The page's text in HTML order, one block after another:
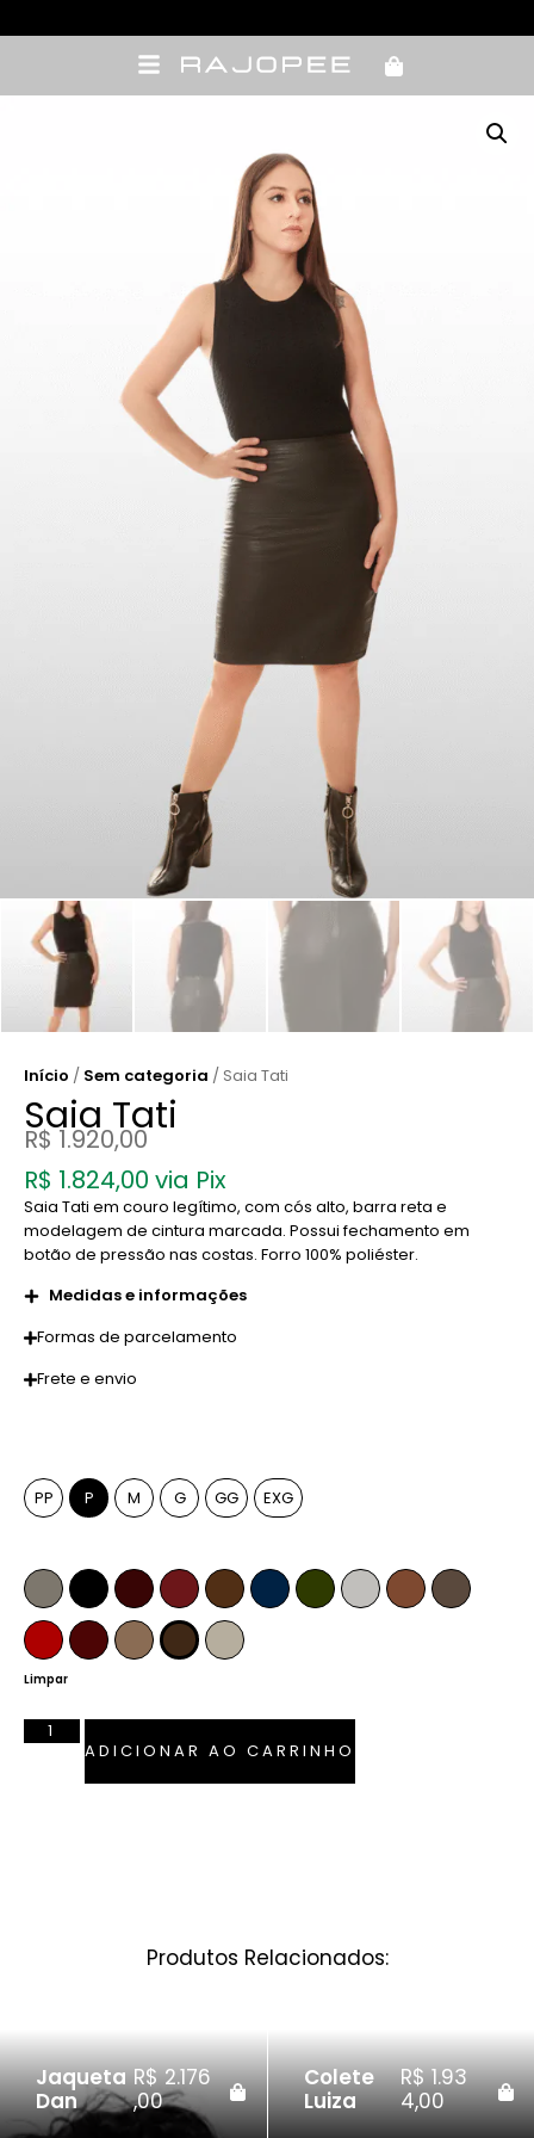
10% OFF com cupom de vendedora
Início / Sem categoria / Saia Tati
Saia Tati
R$1.920,00
R$ 1.824,00 via Pix
Saia Tati em couro legítimo, com cós alto, barra reta e
modelagem de cintura marcada. Possui fechamento em
botão de pressão nas costas. Forro 100% poliéster.
Medidas e informações
Formas de parcelamento
Frete e envio
PP
P M G GG EXG
Fendi Preto Pinhão MarsalaWhiskeyAzul MarinhoVerde Musgo
Off-WhiteCarameloAnelina
Vermelho Ferrari
Bordô Camel Tabaco Pérola
Limpar
ADICIONAR AO CARRINHO
Produtos Relacionados:
Jaqueta
Dan
R$2.176
,00
Colete
Luiza
R$1.93
4,00